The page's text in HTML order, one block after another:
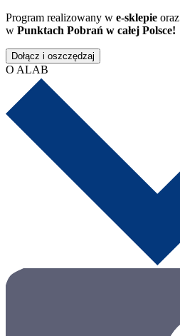
Program realizowany w e-sklepie oraz
w Punktach Pobrań w całej Polsce!
Dołącz i oszczędzaj
O ALAB